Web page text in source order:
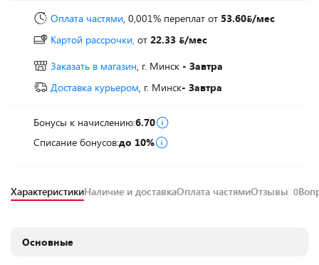
Оплата частями, 0,001% переплат от 53.60 /мес
Картой рассрочки, от 22.33
/мес
Заказать в магазин, г. Минск - Завтра
Доставка курьером, г. Минск- Завтра
Бонусы к начислению:6.70
Списание бонусов:до 10%
ХарактеристикиНаличие и доставкаОплата частямиОтзывы 0
Основные